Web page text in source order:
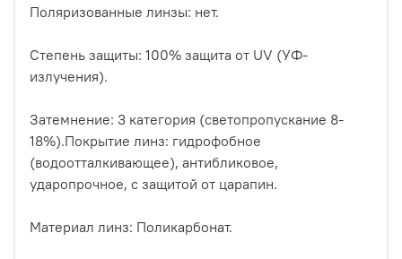
Поляризованные линзы: нет.
Степень защиты: 100% защита от UV (УФ-
излучения).
Затемнение: 3 категория (светопропускание 8-
18%).Покрытие линз: гидрофобное
(водоотталкивающее), антибликовое,
ударопрочное, с защитой от царапин.
Материал линз: Поликарбонат.